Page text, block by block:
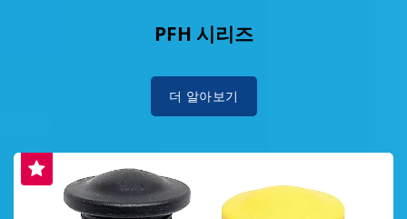
PFH 시리즈
더 알아보기